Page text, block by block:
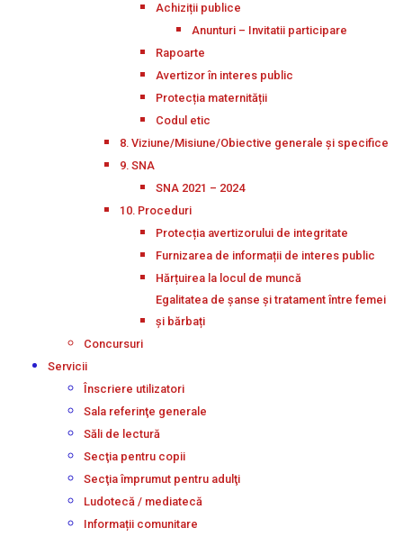
Achiziții publice
Anunturi – Invitatii participare
Rapoarte
Avertizor în interes public
Protecția maternității
Codul etic
8. Viziune/Misiune/Obiective generale și specifice
9. SNA
SNA 2021 – 2024
10. Proceduri
Protecția avertizorului de integritate
Furnizarea de informații de interes public
Hărțuirea la locul de muncă
Egalitatea de șanse și tratament între femei
și bărbați
Concursuri
Servicii
Înscriere utilizatori
Sala referinţe generale
Săli de lectură
Secţia pentru copii
Secţia împrumut pentru adulţi
Ludotecă / mediatecă
Informații comunitare